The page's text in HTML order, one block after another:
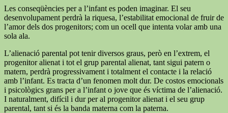
Les conseqüències per a l’infant es poden imaginar. El seu
desenvolupament perdrà la riquesa, l’estabilitat emocional de fruir de
l’amor dels dos progenitors; com un ocell que intenta volar amb una
sola ala.
L’alienació parental pot tenir diversos graus, però en l’extrem, el
progenitor alienat i tot el grup parental alienat, tant sigui patern o
matern, perdrà progressivament i totalment el contacte i la relació
amb l’infant. Es tracta d’un fenomen molt dur. De costos emocionals
i psicològics grans per a l’infant o jove que és víctima de l’alienació.
I naturalment, difícil i dur per al progenitor alienat i el seu grup
parental, tant si és la banda materna com la paterna.